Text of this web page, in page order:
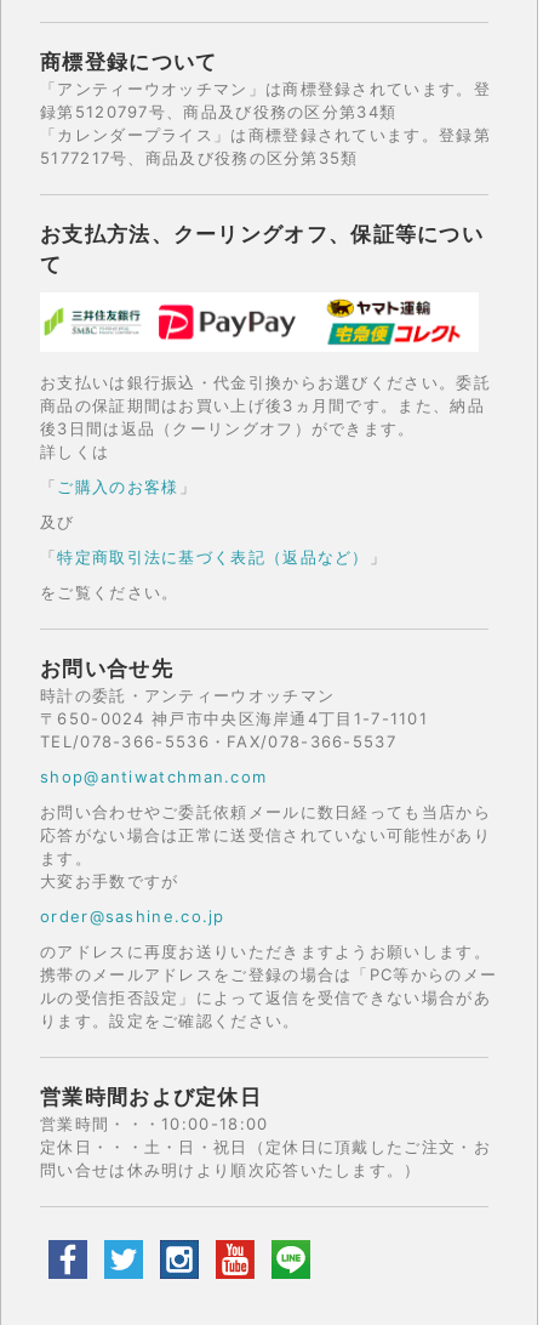
商標登録について
「アンティーウオッチマン」は商標登録されています。登
録第5120797号、商品及び役務の区分第34類
「カレンダープライス」は商標登録されています。登録第
5177217号、商品及び役務の区分第35類
お支払方法、クーリングオフ、保証等につい
て
お支払いは銀行振込・代金引換からお選びください。委託
商品の保証期間はお買い上げ後3ヵ月間です。また、納品
後3日間は返品（クーリングオフ）ができます。
詳しくは
「ご購入のお客様 」
及び
「特定商取引法に基づく表記（返品など）
」
をご覧ください。
お問い合せ先
時計の委託・アンティーウオッチマン
〒650-0024 神戸市中央区海岸通4丁目1-7-1101
TEL/078-366-5536・FAX/078-366-5537
shop@antiwatchman.com
お問い合わせやご委託依頼メールに数日経っても当店から
応答がない場合は正常に送受信されていない可能性があり
ます。
大変お手数ですが
order@sashine.co.jp
のアドレスに再度お送りいただきますようお願いします。
携帯のメールアドレスをご登録の場合は「PC等からのメー
ルの受信拒否設定」によって返信を受信できない場合があ
ります。設定をご確認ください。
営業時間および定休日
営業時間・・・10:00-18:00
定休日・・・土・日・祝日（定休日に頂戴したご注文・お
問い合せは休み明けより順次応答いたします。）